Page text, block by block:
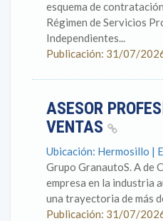
esquema de
Régimen de Servicios
Independientes...
Publicación: 31/07/
ASESOR
VENTAS
Ubicación: Hermosillo |
Grupo GranautoS. A de
empresa en la industria
una trayectoria de más
Publicación: 31/07/